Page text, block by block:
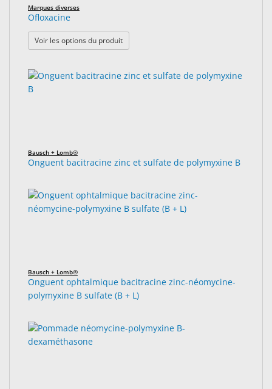
Marques diverses
Ofloxacine
Voir les options du produit: Ofloxacine
Bausch + Lomb®
Onguent bacitracine zinc et sulfate de polymyxine B
Bausch + Lomb®
Onguent ophtalmique bacitracine zinc-néomycine-
polymyxine B sulfate (B + L)